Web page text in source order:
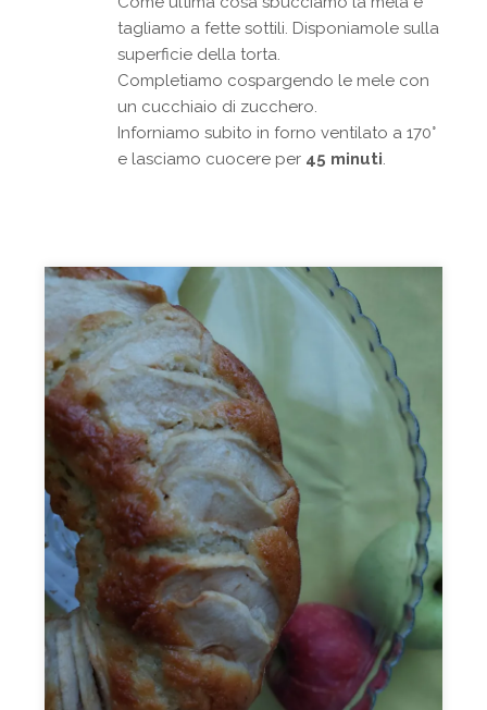
tagliamo a fette sottili. Disponiamole sulla
superficie della torta.
Completiamo cospargendo le mele con
un cucchiaio di zucchero.
Inforniamo subito in forno ventilato a 170°
e lasciamo cuocere per 45 minuti.